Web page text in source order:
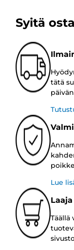
Syitä
tätä
Lue
Täällä